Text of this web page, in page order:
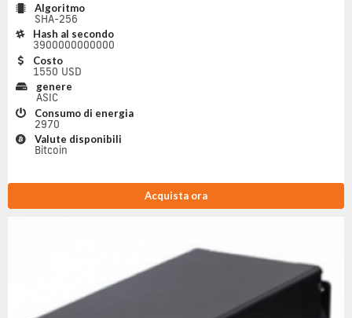
Algoritmo
SHA-256
Hash al secondo
3900000000000
Costo
1550 USD
genere
ASIC
Consumo di energia
2970
Valute disponibili
Bitcoin
Acquista ora